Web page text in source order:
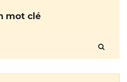
mot clé